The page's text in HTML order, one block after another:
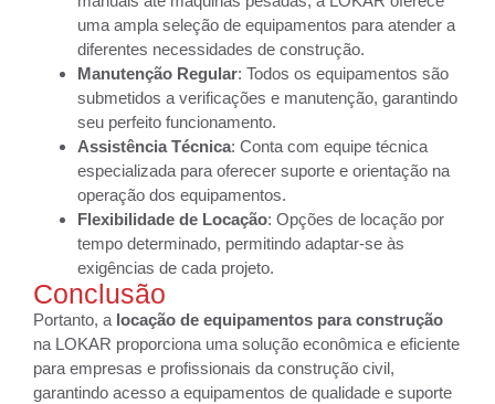
uma ampla seleção de equipamentos para atender a
diferentes necessidades de construção.
Manutenção Regular: Todos os equipamentos são
submetidos a verificações e manutenção, garantindo
seu perfeito funcionamento.
Assistência Técnica: Conta com equipe técnica
especializada para oferecer suporte e orientação na
operação dos equipamentos.
Flexibilidade de Locação: Opções de locação por
tempo determinado, permitindo adaptar-se às
exigências de cada projeto.
Conclusão
Portanto, a locação de equipamentos para construção
na LOKAR proporciona uma solução econômica e eficiente
para empresas e profissionais da construção civil,
garantindo acesso a equipamentos de qualidade e suporte